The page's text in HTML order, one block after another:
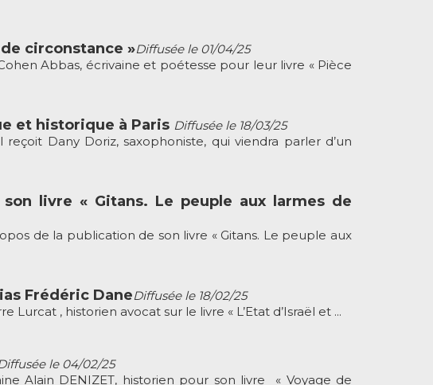
circonstance »Diffusée le 01/04/25
Abbas, écrivaine et poétesse pour leur livre « Pièce
et historique à Paris Diffusée le 18/03/25
Dany Doriz, saxophoniste, qui viendra parler d’un
livre « Gitans. Le peuple aux larmes de
de la publication de son livre « Gitans. Le peuple aux
Frédéric DaneDiffusée le 18/02/25
, historien avocat sur le livre « L’Etat d’Israël et ...
le 04/02/25
Alain DENIZET, historien pour son livre « Voyage de